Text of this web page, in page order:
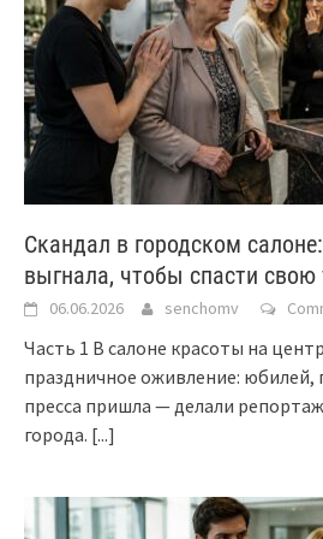
Скандал в городском
выгнала, чтобы спасти свою
06.06.2026 senchomv
Часть 1 В салоне красоты на
праздничное оживление: юбилей,
пресса пришла — делали
города. [...]